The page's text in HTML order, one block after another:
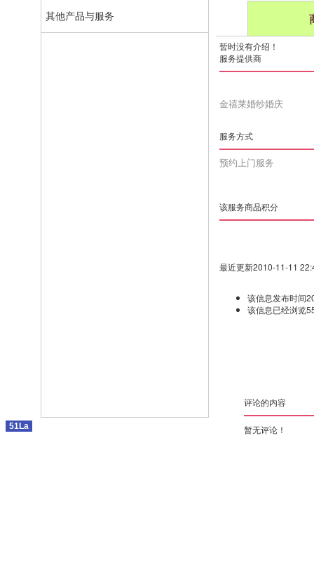
其他产品与服务
暂时没有介绍！
服务提供商
金禧莱婚纱婚庆
服务方式
预约上门服务
该服务商品积分
最近更新2010-11-11
该信息发布时间
该信息已经浏览
评论的内容
暂无评论！
51La